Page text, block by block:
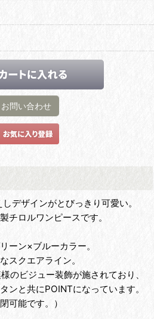
お問い合わせ
デザインがとびっきり可愛い。
チロルワンピースです。
ーン×ブルーカラー。
スクエアライン。
のビジュー装飾が施されており、
ンと共にPOINTになっています。
可能です。）